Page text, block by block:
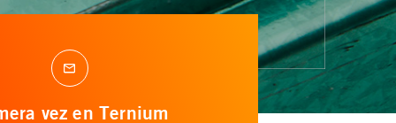
vez en Ternium